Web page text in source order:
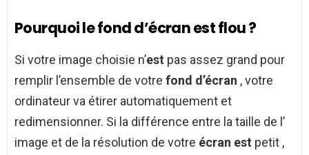
Pourquoi le fond d’écran est flou ?
Si votre image choisie n’est pas assez grand pour
remplir l’ensemble de votre fond d’écran , votre
ordinateur va étirer automatiquement et
redimensionner. Si la différence entre la taille de l’
image et de la résolution de votre écran est petit ,